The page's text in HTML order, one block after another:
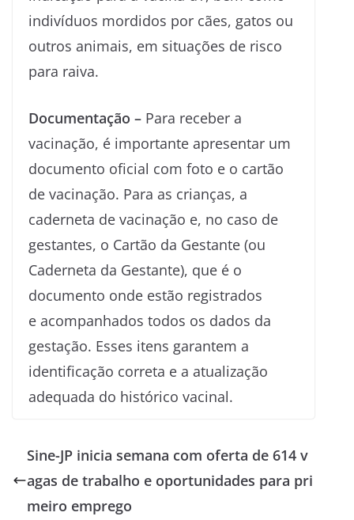
indivíduos mordidos por cães, gatos ou
outros animais, em situações de risco
para raiva.
Documentação – Para receber a
vacinação, é importante apresentar um
documento oficial com foto e o cartão
de vacinação. Para as crianças, a
caderneta de vacinação e, no caso de
gestantes, o Cartão da Gestante (ou
Caderneta da Gestante), que é o
documento onde estão registrados
e acompanhados todos os dados da
gestação. Esses itens garantem a
identificação correta e a atualização
adequada do histórico vacinal.
Sine-JP inicia semana com oferta de 614 v
agas de trabalho e oportunidades para pri
meiro emprego